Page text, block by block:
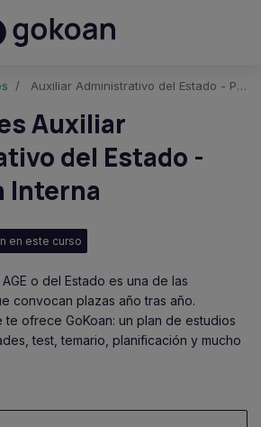
Auxiliar Administrativo del Estado - Promoción Interna
Auxiliar
del Estado -
Interna
en este curso
o del Estado es una de las
convocan plazas año tras año.
ofrece GoKoan: un plan de estudios
test, temario, planificación y mucho